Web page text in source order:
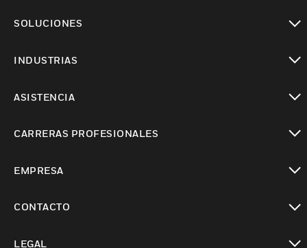
SOLUCIONES
INDUSTRIAS
ASISTENCIA
CARRERAS PROFESIONALES
EMPRESA
CONTACTO
LEGAL